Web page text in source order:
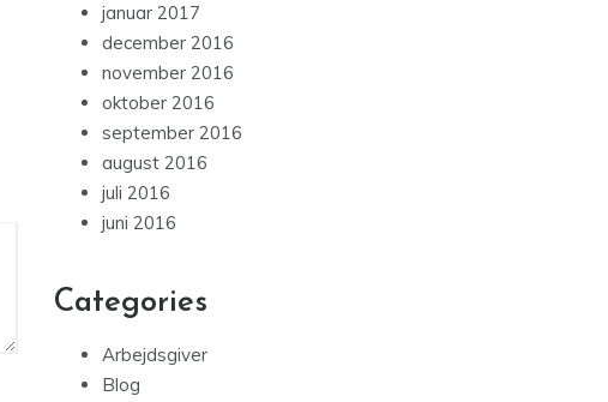
januar 2017
december 2016
november 2016
oktober 2016
september 2016
august 2016
juli 2016
juni 2016
Categories
Arbejdsgiver
Blog